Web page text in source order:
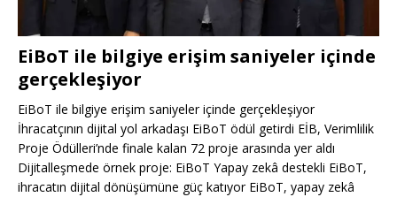
EiBoT ile bilgiye erişim saniyeler içinde
gerçekleşiyor
EiBoT ile bilgiye erişim saniyeler içinde gerçekleşiyor
İhracatçının dijital yol arkadaşı EiBoT ödül getirdi EİB, Verimlilik
Proje Ödülleri’nde finale kalan 72 proje arasında yer aldı
Dijitalleşmede örnek proje: EiBoT Yapay zekâ destekli EiBoT,
ihracatın dijital dönüşümüne güç katıyor EiBoT, yapay zekâ